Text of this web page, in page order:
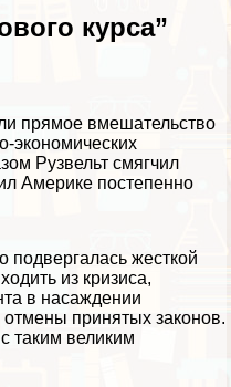
курса”
прямое вмешательство
экономических
Рузвельт смягчил
Америке постепенно
подвергалась жесткой
из кризиса,
в насаждении
принятых законов.
таким великим